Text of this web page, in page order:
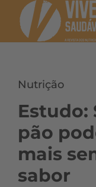
Nutrição
Estudo:
pão
mais
sabor